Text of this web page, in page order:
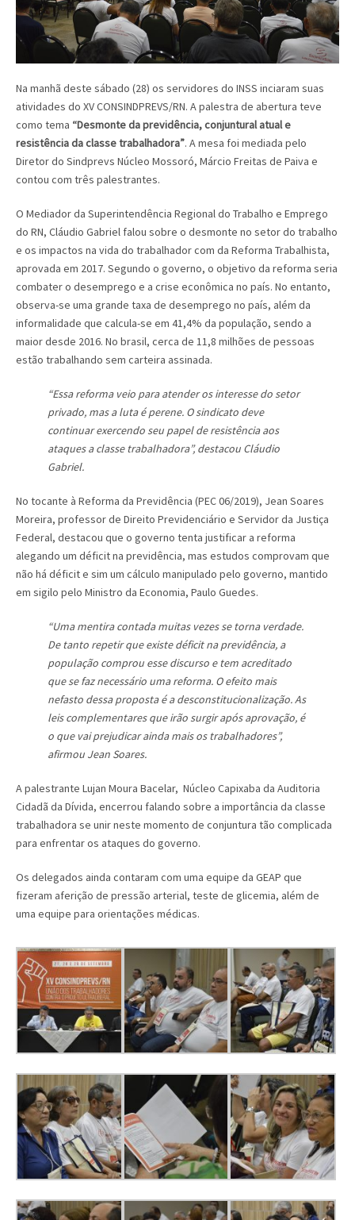
Na manhã deste sábado (28) os servidores do INSS inciaram suas
atividades do XV CONSINDPREVS/RN. A palestra de abertura teve
como tema “Desmonte da previdência, conjuntural atual e
resistência da classe trabalhadora”. A mesa foi mediada pelo
Diretor do Sindprevs Núcleo Mossoró, Márcio Freitas de Paiva e
contou com três palestrantes.
O Mediador da Superintendência Regional do Trabalho e Emprego
do RN, Cláudio Gabriel falou sobre o desmonte no setor do trabalho
e os impactos na vida do trabalhador com da Reforma Trabalhista,
aprovada em 2017. Segundo o governo, o objetivo da reforma seria
combater o desemprego e a crise econômica no país. No entanto,
observa-se uma grande taxa de desemprego no país, além da
informalidade que calcula-se em 41,4% da população, sendo a
maior desde 2016. No brasil, cerca de 11,8 milhões de pessoas
estão trabalhando sem carteira assinada.
“Essa reforma veio para atender os interesse do setor
privado, mas a luta é perene. O sindicato deve
continuar exercendo seu papel de resistência aos
ataques a classe trabalhadora”, destacou Cláudio
Gabriel.
No tocante à Reforma da Previdência (PEC 06/2019), Jean Soares
Moreira, professor de Direito Previdenciário e Servidor da Justiça
Federal, destacou que o governo tenta justificar a reforma
alegando um déficit na previdência, mas estudos comprovam que
não há déficit e sim um cálculo manipulado pelo governo, mantido
em sigilo pelo Ministro da Economia, Paulo Guedes.
“Uma mentira contada muitas vezes se torna verdade.
De tanto repetir que existe déficit na previdência, a
população comprou esse discurso e tem acreditado
que se faz necessário uma reforma. O efeito mais
nefasto dessa proposta é a desconstitucionalização. As
leis complementares que irão surgir após aprovação, é
o que vai prejudicar ainda mais os trabalhadores”,
afirmou Jean Soares.
A palestrante Lujan Moura Bacelar, Núcleo Capixaba da Auditoria
Cidadã da Dívida, encerrou falando sobre a importância da classe
trabalhadora se unir neste momento de conjuntura tão complicada
para enfrentar os ataques do governo.
Os delegados ainda contaram com uma equipe da GEAP que
fizeram aferição de pressão arterial, teste de glicemia, além de
uma equipe para orientações médicas.